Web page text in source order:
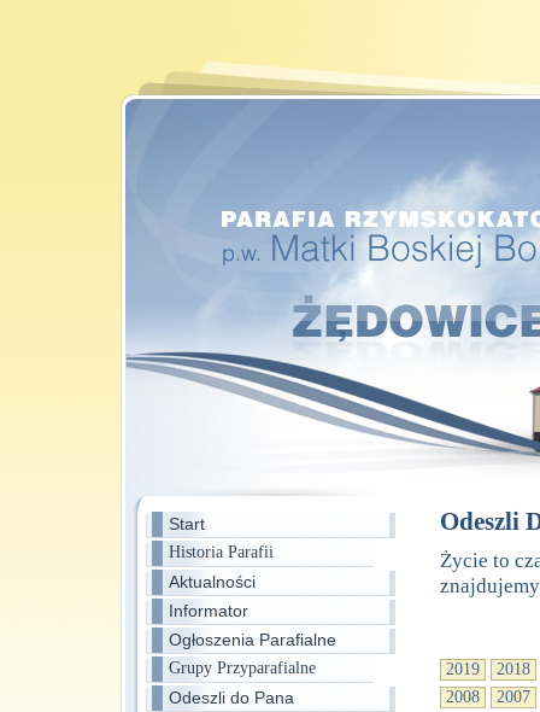
Start
Historia Parafii
Aktualności
Informator
Ogłoszenia Parafialne
Grupy Przyparafialne
Odeszli do Pana
Odeszli
Życie to
2019
2018
2008
2007